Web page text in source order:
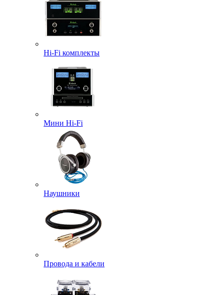
Hi-Fi комплекты
Мини Hi-Fi
Наушники
Провода и кабели